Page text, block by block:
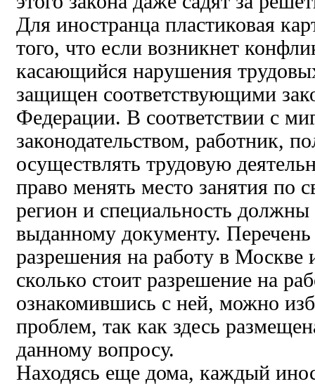
Для иностранца пластиковая
того, что если возникнет
касающийся нарушения
защищен соответствующими
Федерации. В соответствии с
законодательством, работник,
осуществлять трудовую
право менять место занятия по
регион и специальность должны
выданному документу.
разрешения на работу в
сколько стоит разрешение на
ознакомившись с ней, можно
проблем, так как здесь
данному вопросу.
Находясь еще дома, каждый